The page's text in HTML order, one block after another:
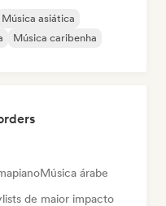
Música asiática
Música caribenha
Música árabe
de maior impacto